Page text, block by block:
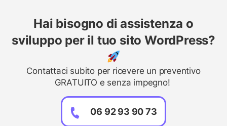
Hai bisogno di assistenza o
sviluppo per il tuo sito WordPress?
Contattaci subito per ricevere un preventivo
GRATUITO e senza impegno!
06 92 93 90 73